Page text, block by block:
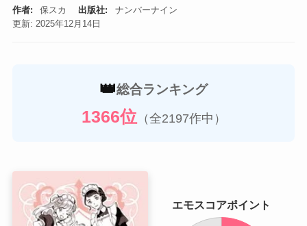
作者: 保スカ 出版社:
ナンバーナイン
更新: 2025年12月14日
👑総合ランキング
1366位（全2197作中）
エモスコアポイント